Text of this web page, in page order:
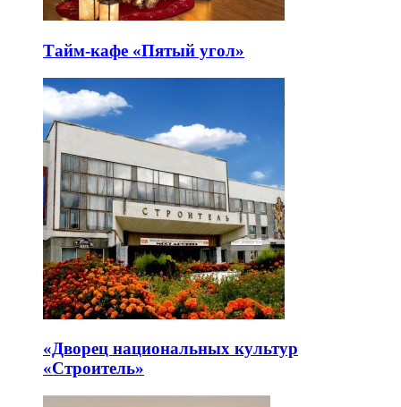
Тайм-кафе «Пятый угол»
«Дворец национальных культур
«Строитель»